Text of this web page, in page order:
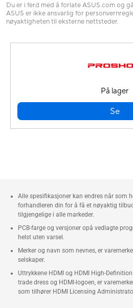
Du er i ferd med å forlate ASUS.com og
ASUS er ikke ansvarlig for
nøyaktigheten til eksterne nettsteder.
På lager
Se
Alle spesifikasjoner kan endres når som
forhandleren din for å få et nøyaktig
tilgjengelige i alle markeder.
PCB-farge og versjoner opå vedlagte
helst uten varsel.
Merker og navn som nevnes, er
selskaper.
Uttrykkene HDMI og HDMI High-
trade dress og HDMI-logoen, er
som tilhører HDMI Licensing